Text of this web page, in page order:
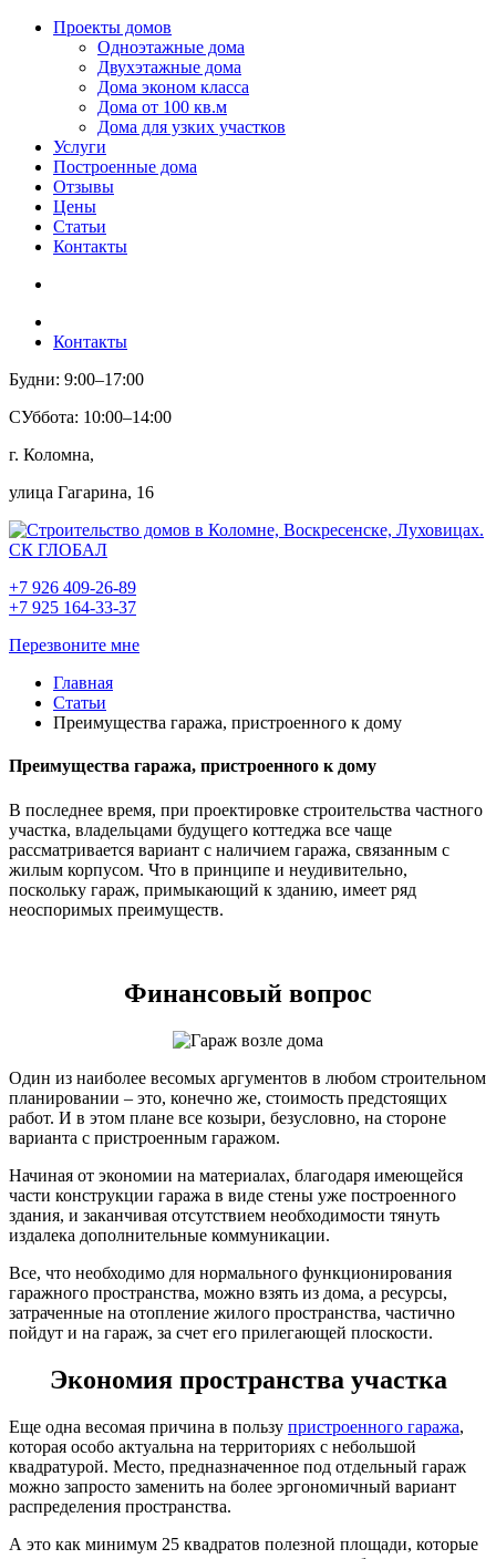
Проекты домов
Одноэтажные дома
Двухэтажные дома
Дома эконом класса
Дома от 100 кв.м
Дома для узких участков
Услуги
Построенные дома
Отзывы
Цены
Статьи
Контакты
Контакты
Будни: 9:00–17:00
СУббота: 10:00–14:00
г. Коломна,
улица Гагарина, 16
+7 926 409-26-89
+7 925 164-33-37
Перезвоните мне
Главная
Статьи
Преимущества гаража, пристроенного к дому
Преимущества гаража, пристроенного к дому
В последнее время, при проектировке строительства частного
участка, владельцами будущего коттеджа все чаще
рассматривается вариант с наличием гаража, связанным с
жилым корпусом. Что в принципе и неудивительно,
поскольку гараж, примыкающий к зданию, имеет ряд
неоспоримых преимуществ.
Финансовый вопрос
Один из наиболее весомых аргументов в любом строительном
планировании – это, конечно же, стоимость предстоящих
работ. И в этом плане все козыри, безусловно, на стороне
варианта с пристроенным гаражом.
Начиная от экономии на материалах, благодаря имеющейся
части конструкции гаража в виде стены уже построенного
здания, и заканчивая отсутствием необходимости тянуть
издалека дополнительные коммуникации.
Все, что необходимо для нормального функционирования
гаражного пространства, можно взять из дома, а ресурсы,
затраченные на отопление жилого пространства, частично
пойдут и на гараж, за счет его прилегающей плоскости.
Экономия пространства участка
Еще одна весомая причина в пользу пристроенного гаража,
которая особо актуальна на территориях с небольшой
квадратурой. Место, предназначенное под отдельный гараж
можно запросто заменить на более эргономичный вариант
распределения пространства.
А это как минимум 25 квадратов полезной площади, которые